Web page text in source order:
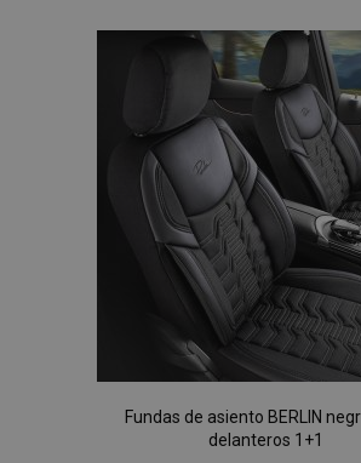
Fundas de asiento BERLIN
delanteros 1+1